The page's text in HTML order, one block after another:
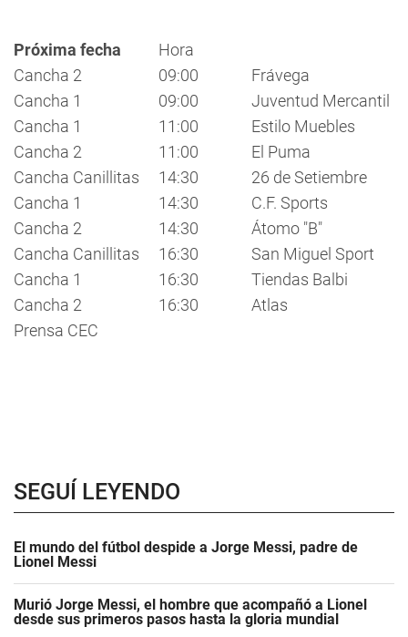
Próxima fecha
Hora
Cancha 2
09:00
Frávega
Cancha 1
09:00
Juventud Mercantil
Cancha 1
11:00
Estilo Muebles
Cancha 2
11:00
El Puma
Cancha Canillitas
14:30
26 de Setiembre
Cancha 1
14:30
C.F. Sports
Cancha 2
14:30
Átomo "B"
Cancha Canillitas
16:30
San Miguel Sport
Cancha 1
16:30
Tiendas Balbi
Cancha 2
16:30
Atlas
Prensa CEC
SEGUÍ LEYENDO
El mundo del fútbol despide a Jorge Messi, padre de
Lionel Messi
Murió Jorge Messi, el hombre que acompañó a Lionel
desde sus primeros pasos hasta la gloria mundial